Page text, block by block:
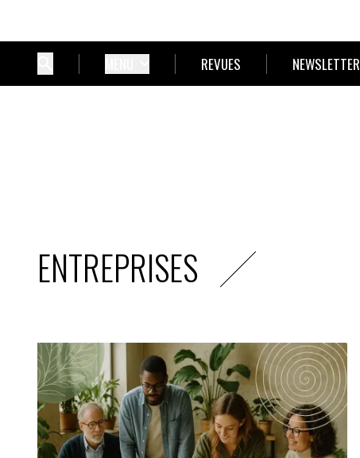
REVUES NEWSLETTER
ENTREPRISES